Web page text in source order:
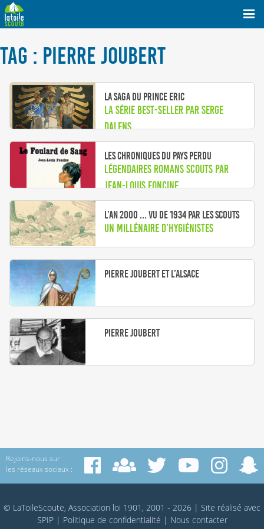
TAG : PIERRE JOUBERT
La saga du Prince Eric
La série best-seller par Serge
Dalens
Les Chroniques du Pays Perdu
Légendaires romans scouts par
Jean-Louis Foncine
L’an 2000 ... vu de 1934 par les scouts
Un millénaire d’hygiénistes
Pierre Joubert et l’Alsace
Pierre Joubert
Rejoins-nous sur
les réseaux sociaux :
© LaToileScoute, Association loi 1901, 2001 - 2026 | Site réalisé avec
SPIP| Politique de confidentialité | Nous contacter